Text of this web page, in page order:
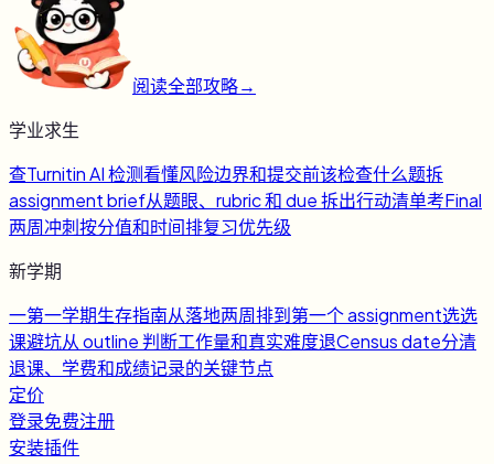
阅读全部攻略→
学业求生
查Turnitin AI 检测看懂风险边界和提交前该检查什么题拆
assignment brief从题眼、rubric 和 due 拆出行动清单考Final
两周冲刺按分值和时间排复习优先级
新学期
一第一学期生存指南从落地两周排到第一个 assignment选选
课避坑从 outline 判断工作量和真实难度退Census date分清
退课、学费和成绩记录的关键节点
定价
登录免费注册
安装插件